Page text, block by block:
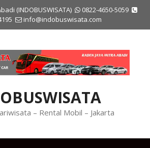
(INDOBUSWISATA)
0822-4650-5059
info@indobuswisata.com
– Rental Mobil – Jakarta